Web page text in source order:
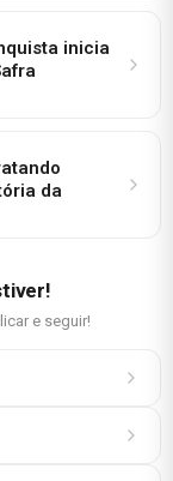
inicia
da
e seguir!